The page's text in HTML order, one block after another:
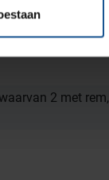
2 met rem,